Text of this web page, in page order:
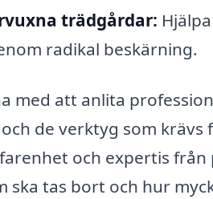
trädgårdar:
radikal beskärning.
med att anlita
de verktyg som
och expertis
ska tas bort och hur